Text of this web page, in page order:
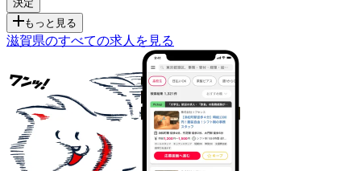
もっと見る
滋賀県のすべての求人を見る